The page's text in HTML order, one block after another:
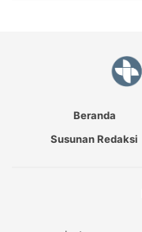
Beranda
Susunan Redaksi